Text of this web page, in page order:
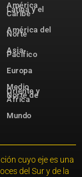
América
Latina y el
Caribe
América del
Norte
Asia-
Pacífico
Europa
Medio
Oriente y
Norte de
África
Mundo
cuyo eje es una
del Sur y de la